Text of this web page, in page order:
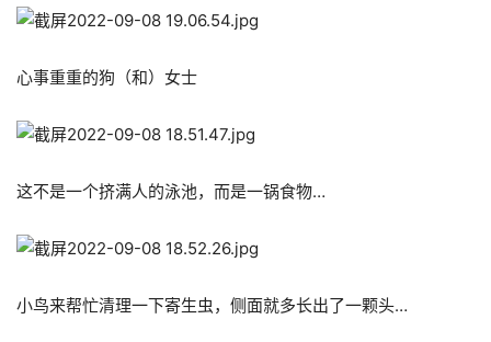
心事重重的狗（和）女士
这不是一个挤满人的泳池，而是一锅食物…
小鸟来帮忙清理一下寄生虫，侧面就多长出了一颗头…